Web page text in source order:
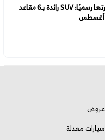
بي واي دي Sealion 08 تكشف مقصورتها رسميًا: SUV رائدة بـ6 مقاعد
عروض
سيارات معدلة